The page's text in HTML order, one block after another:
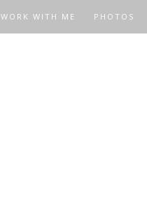
WORK WITH ME PHOTOS